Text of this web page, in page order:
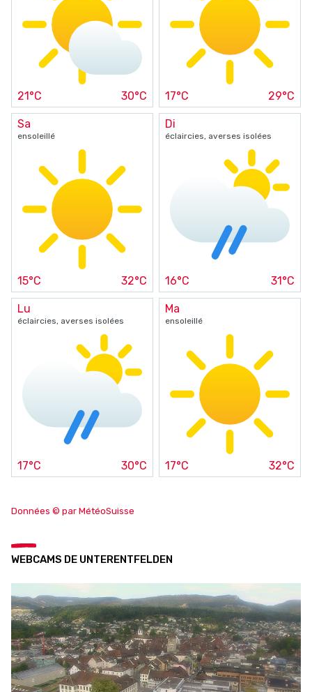
21°C 30°C 17°C 29°C
Sa
ensoleillé
15°C 32°C
Di
éclaircies, averses isolées
16°C 31°C
Lu
éclaircies, averses isolées
17°C 30°C
Ma
ensoleillé
17°C 32°C
Données © par MétéoSuisse
WEBCAMS DE UNTERENTFELDEN